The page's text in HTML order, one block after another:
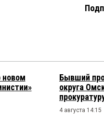
новом
Бывший
округа
4 августа 14:15